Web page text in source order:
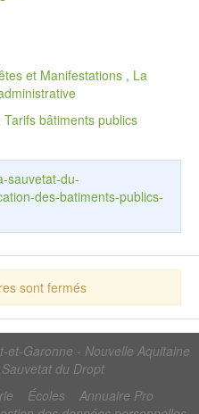
et Manifestations , La
Tarifs bâtiments publics
sauvetat-du-
des-batiments-publics-
sont fermés
et-Garonne - Nouvelle Aquitaine
du Dropt
Écoles
Annuaire Pro